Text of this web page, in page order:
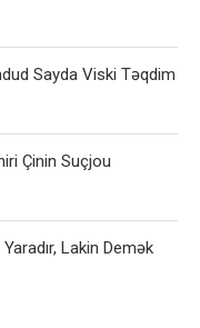
Sayda Viski Təqdim
Çinin Suçjou
Lakin Demək